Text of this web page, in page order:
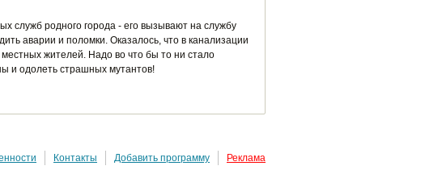
служб родного города - его вызывают на службу
аварии и поломки. Оказалось, что в канализации
жителей. Надо во что бы то ни стало
и одолеть страшных мутантов!
Контакты Добавить программу Реклама